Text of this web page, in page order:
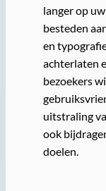
langer op
besteden
en
achterlaten
bezoekers
uitstraling
ook
doelen.